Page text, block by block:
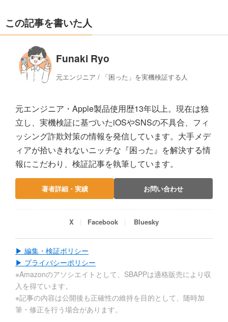
この記事を書いた人
Funaki Ryo
元エンジニア / 「困った」を実機検証する人
元エンジニア・Apple製品使用歴13年以上。現在は独
立し、実機検証に基づいたiOSやSNSの不具合、フィ
ッシング詐欺対策の情報を発信しています。大手メデ
ィアが拾いきれないニッチな『困った』を解決する情
報にこだわり、検証記事を執筆しています。
著者詳細・実績 お問い合わせ
X Facebook Bluesky
▶ 編集・検証ポリシー
▶ プライバシーポリシー
※Amazonのアソシエイトとして、SBAPPは適格販売により収
入を得ています。
※記事の内容は公開後も正確性の維持を目的として、随時加
筆・修正を行う場合があります。